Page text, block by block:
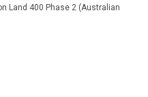
Land 400 Phase 2 (Australian